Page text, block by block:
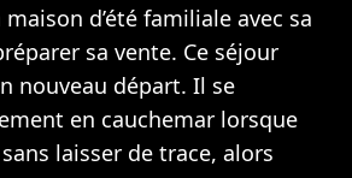
d’été familiale avec sa
sa vente. Ce séjour
nouveau départ. Il se
en cauchemar lorsque
laisser de trace, alors